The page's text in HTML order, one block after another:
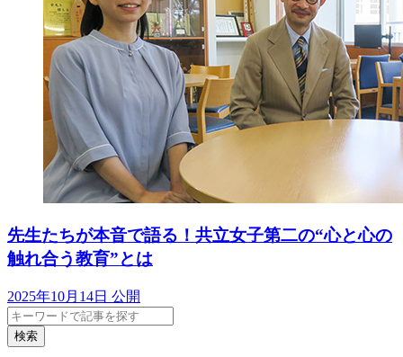
先生たちが本音で語る！共立女子第二の“心と心の
触れ合う教育”とは
2025年10月14日 公開
検索